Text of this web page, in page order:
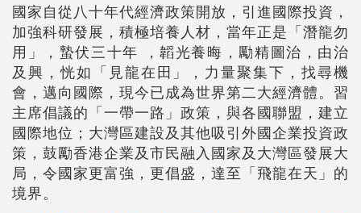
國家自從八十年代經濟政策開放，引進國際投資，
加強科研發展，積極培養人材，當年正是「潛龍勿
用」，蟄伏三十年 ，韜光養晦，勵精圖治，由治
及興，恍如「見龍在田」，力量聚集下，找尋機
會，邁向國際，現今已成為世界第二大經濟體。習
主席倡議的 「一帶一路」 政策，與各國聯盟，建立
國際地位；大灣區建設及其他吸引外國企業投資政
策，鼓勵香港企業及市民融入國家及大灣區發展大
局，令國家更富強，更倡盛，達至「飛龍在天」的
境界。